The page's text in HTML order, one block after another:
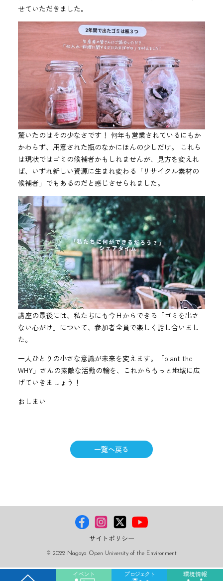
せていただきました。
驚いたのはその少なさです！ 何年も営業されているにもか
かわらず、用意された瓶のなかにほんの少しだけ。 これら
は現状ではゴミの候補者かもしれませんが、見方を変えれ
ば、いずれ新しい資源に生まれ変わる「リサイクル素材の
候補者」でもあるのだと感じさせられました。
講座の最後には、私たちにも今日からできる「ゴミを出さ
ない心がけ」について、参加者全員で楽しく話し合いまし
た。
一人ひとりの小さな意識が未来を変えます。「plant the
WHY」さんの素敵な活動の輪を、これからもっと地域に広
げていきましょう！
おしまい
一覧へ戻る
イベント プロジェクト 環境情報
サイトポリシー
© 2022 Nagoya Open University of the Environment